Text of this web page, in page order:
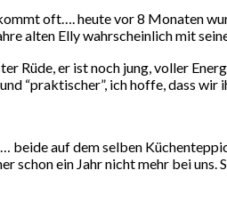
oft…. heute vor 8 Monaten
alten Elly wahrscheinlich mit
Rüde, er ist noch jung, voller
“praktischer”, ich hoffe, dass wir
beide auf dem selben
schon ein Jahr nicht mehr bei